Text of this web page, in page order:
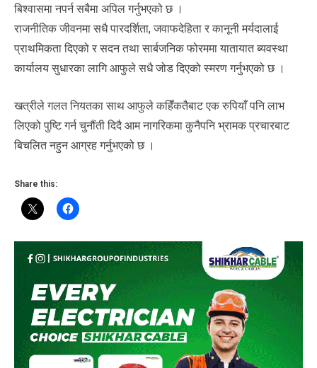
बिश्वासमा नपर्न सबैमा अपिल गर्नुभएको छ ।
राजनीतिक जीवनमा सधै पारदर्शिता, जवाफदेहिता र कानूनी मर्यदालाई
प्राथमिकता दिएको र सदन तथा सार्बजनिक फोरममा यातायात ब्यवस्था
कार्यालय सुधारका लागि आफुले सधै जोड दिएको स्मरण गर्नुभएको छ ।
खत्रीले गलत नियतका साथ आफुले कहिँकतैबाट एक रुपियाँ पनि लाभ
लिएको पुष्टि गर्न चुनौंती दिदै आम नागरिकमा कुनैपनि भ्रामक प्रचारबाट
बिचलित नहुन आग्रह गर्नुभएको छ ।
Share this: